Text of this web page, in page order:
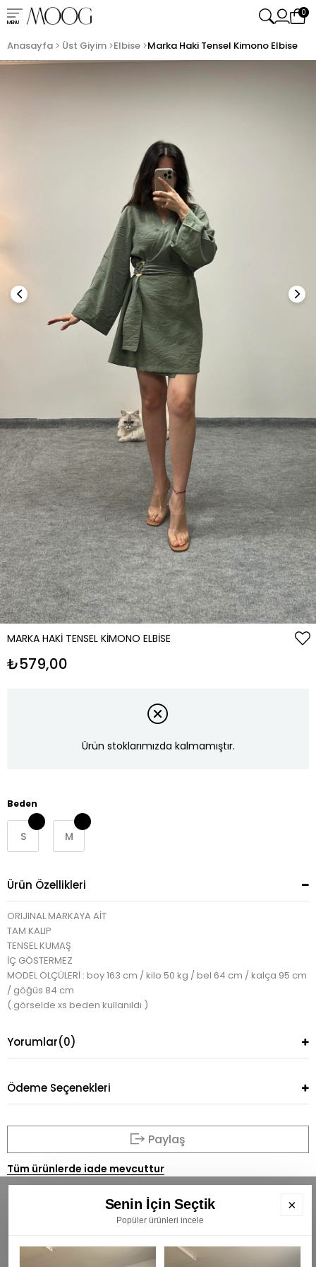
MENU
0
Anasayfa Üst Giyim Elbise Marka Haki Tensel Kimono Elbise
MARKA HAKI TENSEL KIMONO ELBISE
₺579,00
Ürün stoklarımızda kalmamıştır.
Beden
S M
Ürün Özellikleri
ORIJINAL MARKAYA AİT
TAM KALIP
TENSEL KUMAŞ
İÇ GÖSTERMEZ
MODEL ÖLÇÜLERİ : boy 163 cm / kilo 50 kg / bel 64 cm / kalça 95 cm
/ göğüs 84 cm
( görselde xs beden kullanıldı )
Yorumlar(0)
Ödeme Seçenekleri
Paylaş
Tüm ürünlerde iade mevcuttur
BÜLTENİMİZE ÜYE OLUN
Senin İçin Seçtik
Popüler ürünleri incele
×